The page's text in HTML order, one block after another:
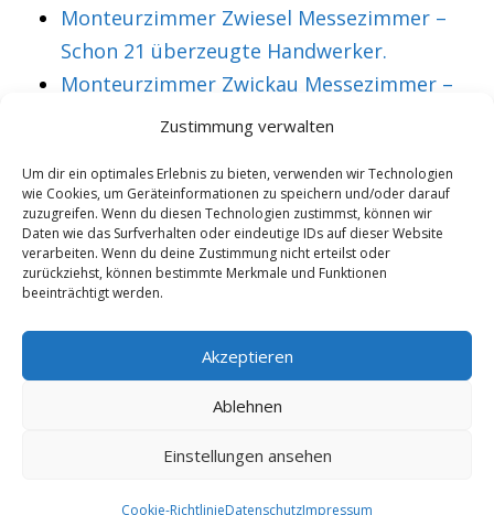
Zustimmung verwalten
Um dir ein optimales Erlebnis zu bieten, verwenden wir Technologien
wie Cookies, um Geräteinformationen zu speichern und/oder darauf
zuzugreifen. Wenn du diesen Technologien zustimmst, können wir
Daten wie das Surfverhalten oder eindeutige IDs auf dieser Website
verarbeiten. Wenn du deine Zustimmung nicht erteilst oder
zurückziehst, können bestimmte Merkmale und Funktionen
beeinträchtigt werden.
Akzeptieren
Ablehnen
Einstellungen ansehen
Cookie-RichtlinieDatenschutzImpressum
Monteurzimmer Zwiesel Messezimmer –
Schon 21 überzeugte Handwerker.
Monteurzimmer Zwickau Messezimmer –
Über 36 treue Montagearbeiter.
VORHERIGER ARTIKEL
Monteurzimmer
Rosenheim
Messezimmer –
Schon 13 aktive
NÄCHSTER ARTIKEL
Monteurzimmer
Mehr als 47 treue
Copyright 2025/26 - Wohnung mieten |